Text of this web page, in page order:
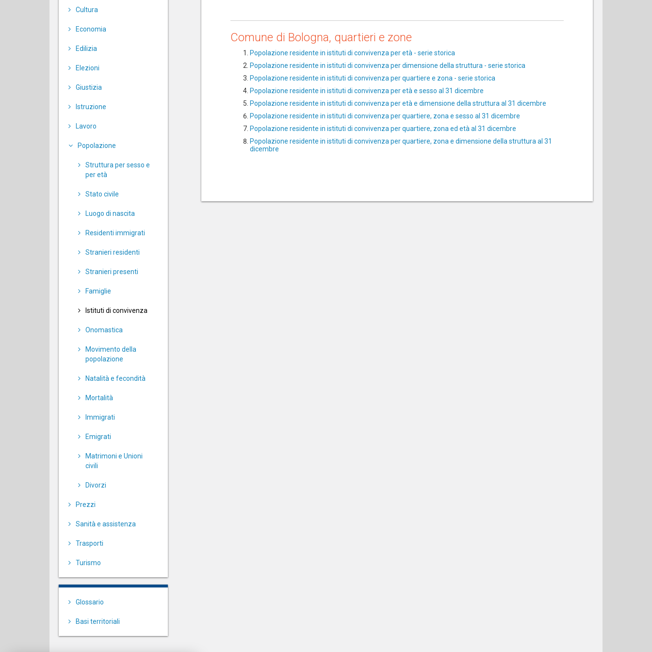
Cultura
Economia
Edilizia
Elezioni
Giustizia
Istruzione
Lavoro
Popolazione
Struttura per sesso e
per età
Stato civile
Luogo di nascita
Residenti immigrati
Stranieri residenti
Stranieri presenti
Famiglie
Istituti di convivenza
Onomastica
Movimento della
popolazione
Natalità e fecondità
Mortalità
Immigrati
Emigrati
Matrimoni e Unioni
civili
Divorzi
Prezzi
Sanità e assistenza
Trasporti
Turismo
Glossario
Basi territoriali
Comune di Bologna, quartieri e zone
Popolazione residente in istituti di convivenza per età - serie storica
Popolazione residente in istituti di convivenza per dimensione della struttura - serie storica
Popolazione residente in istituti di convivenza per quartiere e zona - serie storica
Popolazione residente in istituti di convivenza per età e sesso al 31 dicembre
Popolazione residente in istituti di convivenza per età e dimensione della struttura al 31 dicembre
Popolazione residente in istituti di convivenza per quartiere, zona e sesso al 31 dicembre
Popolazione residente in istituti di convivenza per quartiere, zona ed età al 31 dicembre
Popolazione residente in istituti di convivenza per quartiere, zona e dimensione della struttura al 31
dicembre